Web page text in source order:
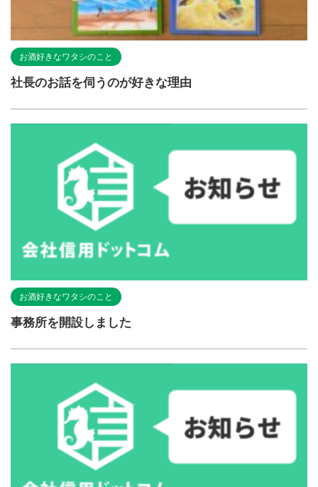
お酒好きなワタシのこと
社長のお話を伺うのが好きな理由
お酒好きなワタシのこと
事務所を開設しました